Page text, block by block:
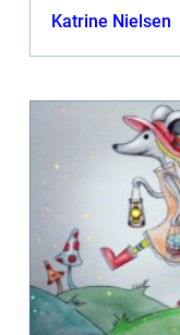
Katrine Nielsen